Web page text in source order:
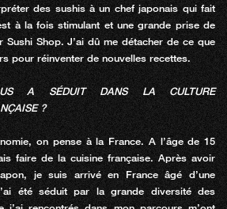
des sushis à un chef japonais qui fait
à la fois stimulant et une grande prise de
Shop. J’ai dû me détacher de ce que
pour réinventer de nouvelles recettes.
A SÉDUIT DANS LA CULTURE
?
on pense à la France. A l’âge de 15
faire de la cuisine française. Après avoir
je suis arrivé en France âgé d’une
été séduit par la grande diversité des